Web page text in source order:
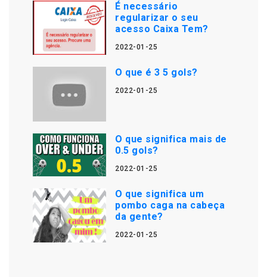
É necessário
regularizar o seu
acesso Caixa Tem?
2022-01-25
O que é 3 5 gols?
2022-01-25
O que significa mais de
0.5 gols?
2022-01-25
O que significa um
pombo caga na cabeça
da gente?
2022-01-25